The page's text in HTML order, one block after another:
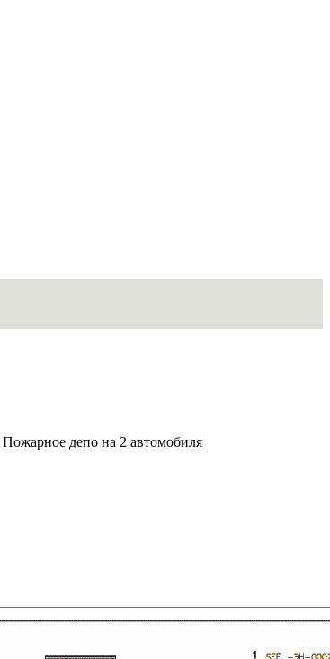
депо на 2 автомобиля